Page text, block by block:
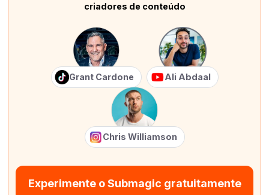
criadores de conteúdo
Grant Cardone Ali Abdaal
Chris Williamson
Experimente o Submagic gratuitamente